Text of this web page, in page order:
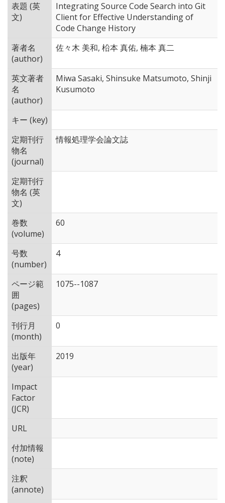
表題 (英
文)
Integrating Source Code Search into Git
Client for Effective Understanding of
Code Change History
著者名
(author)
佐々木 美和, 柗本 真佑, 楠本 真二
英文著者
名
(author)
Miwa Sasaki, Shinsuke Matsumoto, Shinji
Kusumoto
キー (key)
定期刊行
物名
(journal)
情報処理学会論文誌
定期刊行
物名 (英
文)
巻数
(volume)
60
号数
(number)
4
ページ範
囲
(pages)
1075--1087
刊行月
(month)
0
出版年
(year)
2019
Impact
Factor
(JCR)
URL
付加情報
(note)
注釈
(annote)